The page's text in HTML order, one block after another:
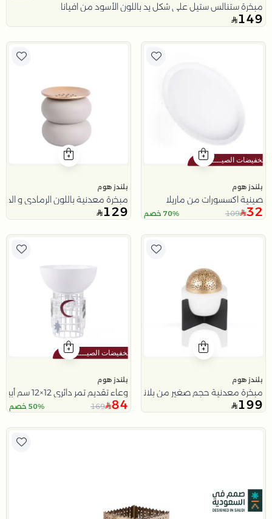
مبخرة ستنالس ستيل على شكل يد باللون الأسود من افيانا
149
بلندز هوم
صينية اكسسورات من ماريلا
32
109 70% خصم
بلندز هوم
مبخرة معدنية باللون الرمادي و
129
بلندز هوم
مبخرة معدنية حجم صغير من بلانيتا
199
بلندز هوم
وعاء تقديم تمر دائري 12×12 سم أبيض من الحديد بقاعدة شبكية مزخرفة من رتيلة
84
169 50% خصم